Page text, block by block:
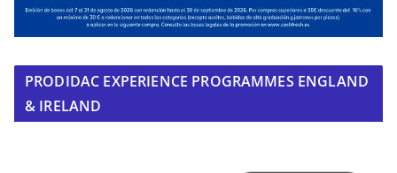
PRODIDAC EXPERIENCE PROGRAMMES ENGLAND
& IRELAND